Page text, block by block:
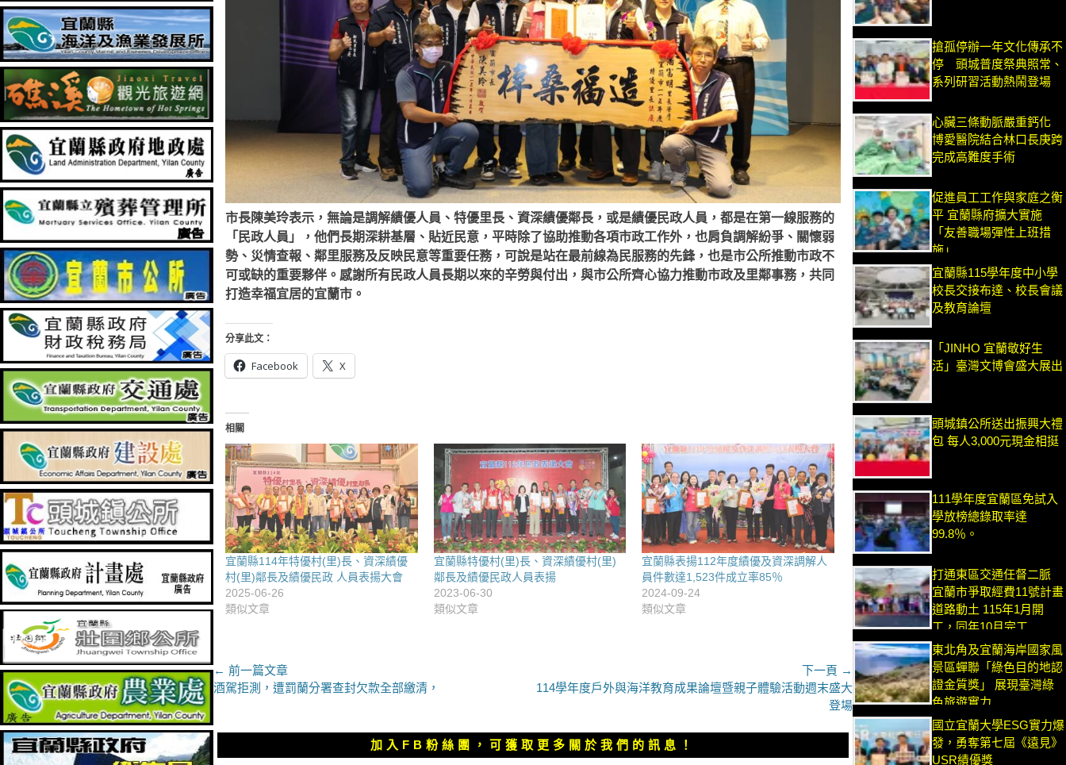
市長陳美玲表示，無論是調解績優人員、特優里長、資深績優鄰長，或是績優民政人員，都是在第一線服務的
「民政人員」，他們長期深耕基層、貼近民意，平時除了協助推動各項市政工作外，也肩負調解紛爭、關懷弱
勢、災情查報、鄰里服務及反映民意等重要任務，可說是站在最前線為民服務的先鋒，也是市公所推動市政不
可或缺的重要夥伴。感謝所有民政人員長期以來的辛勞與付出，與市公所齊心協力推動市政及里鄰事務，共同
打造幸福宜居的宜蘭市。
分享此文：
Facebook X
相關
宜蘭縣114年特優村(里)長、資深績優
村(里)鄰長及績優民政 人員表揚大會
2025-06-26
類似文章
宜蘭縣特優村(里)長、資深績優村(里)
鄰長及績優民政人員表揚
2023-06-30
類似文章
宜蘭縣表揚112年度績優及資深調解人
員件數達1,523件成立率85％
2024-09-24
類似文章
文
章
導
覽
← 前一篇文章
上
章：
酒駕拒測，遭罰蘭分署查封欠款全部繳清，
下一頁 →
下
文
章：
114學年度戶外與海洋教育成果論壇暨親子體驗活動週末盛大
登場
加入FB粉絲團，可獲取更多關於我們的訊息！
搶孤停辦一年文化傳承不
停 頭城普度祭典照常、
系列研習活動熱鬧登場
心臟三條動脈嚴重鈣化
博愛醫院結合林口長庚跨
完成高難度手術
促進員工工作與家庭之衡
平 宜蘭縣府擴大實施
「友善職場彈性上班措
施」
宜蘭縣115學年度中小學
校長交接布達、校長會議
及教育論壇
「JINHO 宜蘭敬好生
活」臺灣文博會盛大展出
頭城鎮公所送出振興大禮
包 每人3,000元現金相挺
111學年度宜蘭區免試入
學放榜總錄取率達
99.8％。
打通東區交通任督二脈
宜蘭市爭取經費11號計畫
道路動土 115年1月開
工，同年10月完工
東北角及宜蘭海岸國家風
景區蟬聯「綠色目的地認
證金質獎」 展現臺灣綠
色旅遊實力
國立宜蘭大學ESG實力爆
發，勇奪第七屆《遠見》
USR績優獎